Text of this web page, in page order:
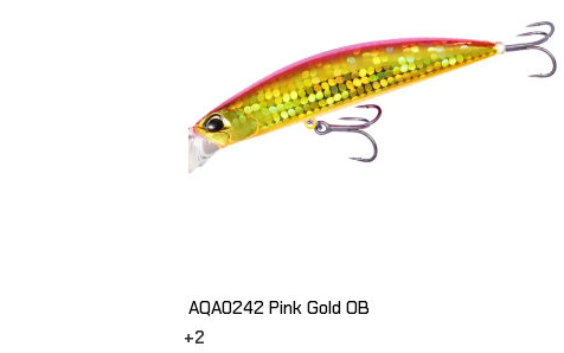
AQA0242 Pink Gold OB
+2